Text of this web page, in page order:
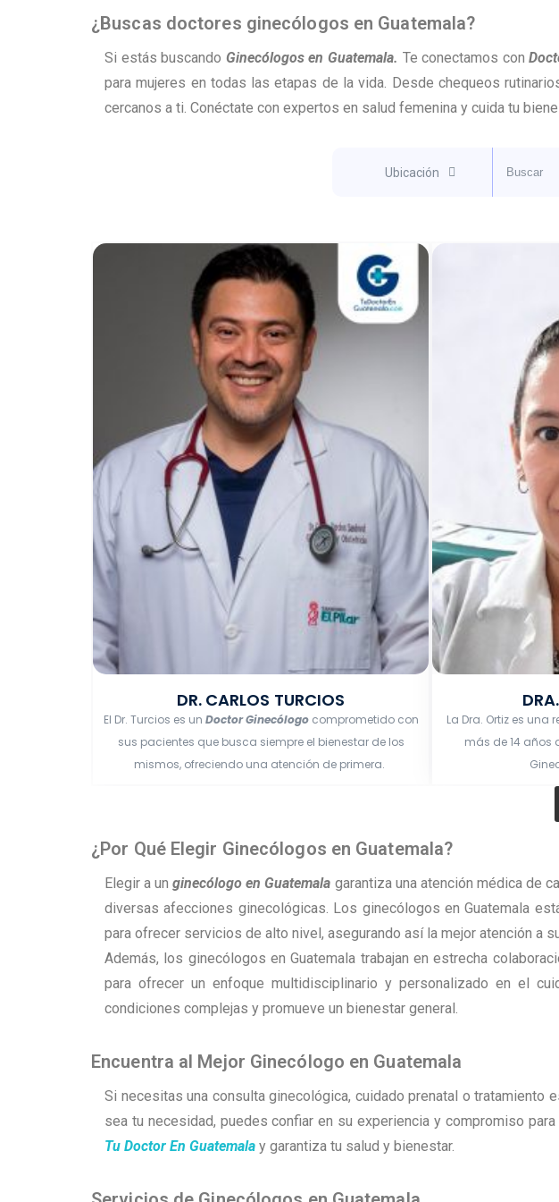
¿Buscas doctores ginecólogos en Guatemala?
Si estás buscando Ginecólogos en Guatemala. Te conectamos con
para mujeres en todas las etapas de la vida. Desde chequeos
cercanos a ti. Conéctate con expertos en salud femenina y cuida tu
Ubicación
DR. CARLOS TURCIOS
El Dr. Turcios es un Doctor Ginecólogocomprometido con
sus pacientes que busca siempre el bienestar de los
mismos, ofreciendo una atención de primera.
La Dra. Ortiz es una
más de 14 años
¿Por Qué Elegir Ginecólogos en Guatemala?
Elegir a unginecólogo en Guatemala garantiza una atención médica de
diversas afecciones ginecológicas. Los ginecólogos en Guatemala
para ofrecer servicios de alto nivel, asegurando así la mejor atención a
Además, los ginecólogos en Guatemala trabajan en estrecha
para ofrecer un enfoque multidisciplinario y personalizado en el
condiciones complejas y promueve un bienestar general.
Encuentra al Mejor Ginecólogo en Guatemala
Si necesitas una consulta ginecológica, cuidado prenatal o tratamiento
sea tu necesidad, puedes confiar en su experiencia y compromiso
Tu Doctor En Guatemala y garantiza tu salud y bienestar.